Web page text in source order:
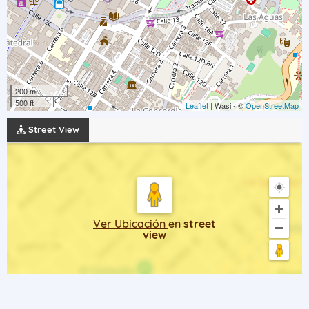
200 m
500 ft
Leaflet| Wasi - ©OpenStreetMap
Street View
Ver Ubicación en street
view